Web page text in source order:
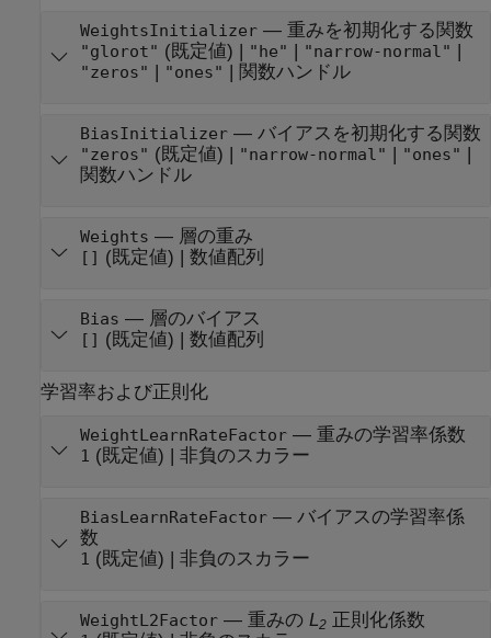
WeightsInitializer— 重みを初期化する関数
"glorot" (既定値) | "he" | "narrow-normal" |
"zeros" | "ones" | 関数ハンドル
BiasInitializer— バイアスを初期化する関数
"zeros" (既定値) | "narrow-normal" | "ones" |
関数ハンドル
Weights — 層の重み
[] (既定値) | 数値配列
Bias — 層のバイアス
[] (既定値) | 数値配列
学習率および正則化
WeightLearnRateFactor— 重みの学習率係数
1 (既定値) | 非負のスカラー
BiasLearnRateFactor— バイアスの学習率係
数
1 (既定値) | 非負のスカラー
WeightL2Factor— 重みの L2正則化係数